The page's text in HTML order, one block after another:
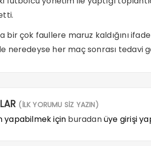
bir çok faullere maruz kaldığını
neredeyse her maç sonrası tedavi
(İLK YORUMU SİZ YAZIN)
yapabilmek için buradanüye girişi